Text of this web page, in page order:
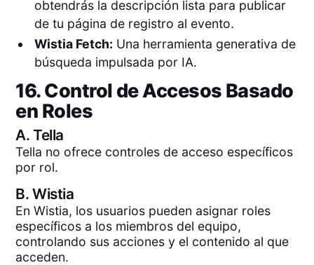
obtendrás la descripción lista para publicar
de tu página de registro al evento.
Wistia Fetch: Una herramienta generativa de
búsqueda impulsada por IA.
16. Control de Accesos Basado
en Roles
A.Tella
Tella no ofrece controles de acceso específicos
por rol.
B.Wistia
En Wistia, los usuarios pueden asignar roles
específicos a los miembros del equipo,
controlando sus acciones y el contenido al que
acceden.